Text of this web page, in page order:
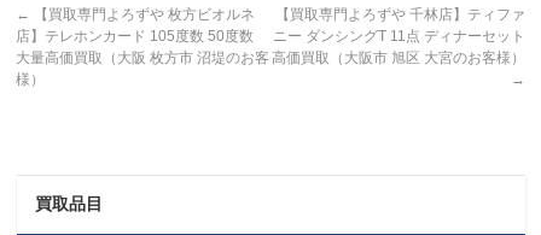
←
【買取専門よろずや 枚方ビオルネ
店】テレホンカード 105度数 50度数
大量高価買取（大阪 枚方市 沼堤のお客
様）
【買取専門よろずや 千林店】ティファ
ニー ダンシングT 11点 ディナーセット
高価買取（大阪市 旭区 大宮のお客様）
→
買取品目